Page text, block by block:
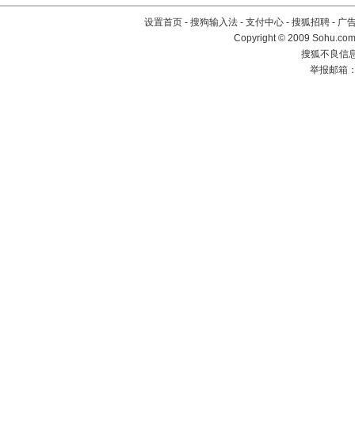
设置首页 - 搜狗输入法 - 支付中心 - 搜狐招聘 - 广
Copyright © 2009
搜狐不良信
举报邮箱